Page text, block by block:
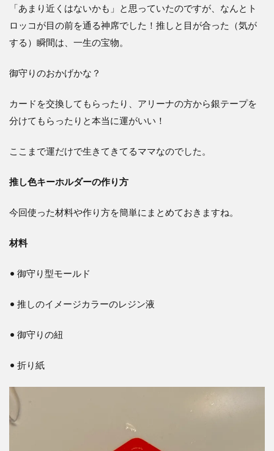
「あまり近くはないかも」と思っていたのですが、なんとト
ロッコが目の前を通る神席でした！推しと目が合った（気が
する）瞬間は、一生の宝物。
御守りのおかげかな？
カードを交換してもらったり、アリーナの方から銀テープを
分けてもらったりと本当に運がいい！
ここまで運だけで生きてきてるママなのでした。
推し色キーホルダーの作り方
今回使った材料や作り方を簡単にまとめておきますね。
材料
• 御守り型モールド
• 推しのイメージカラーのレジン液
• 御守りの紐
• 折り紙